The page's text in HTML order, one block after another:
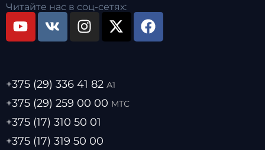
Читайте нас в соц-сетях:
+375 (29) 336 41 82 А1
+375 (29) 259 00 00 МТС
+375 (17) 310 50 01
+375 (17) 319 50 00